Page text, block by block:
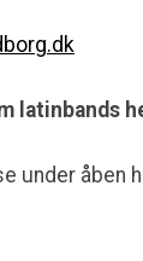
latinbands
under åben